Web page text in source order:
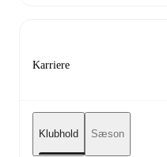
Karriere
Klubhold Sæson